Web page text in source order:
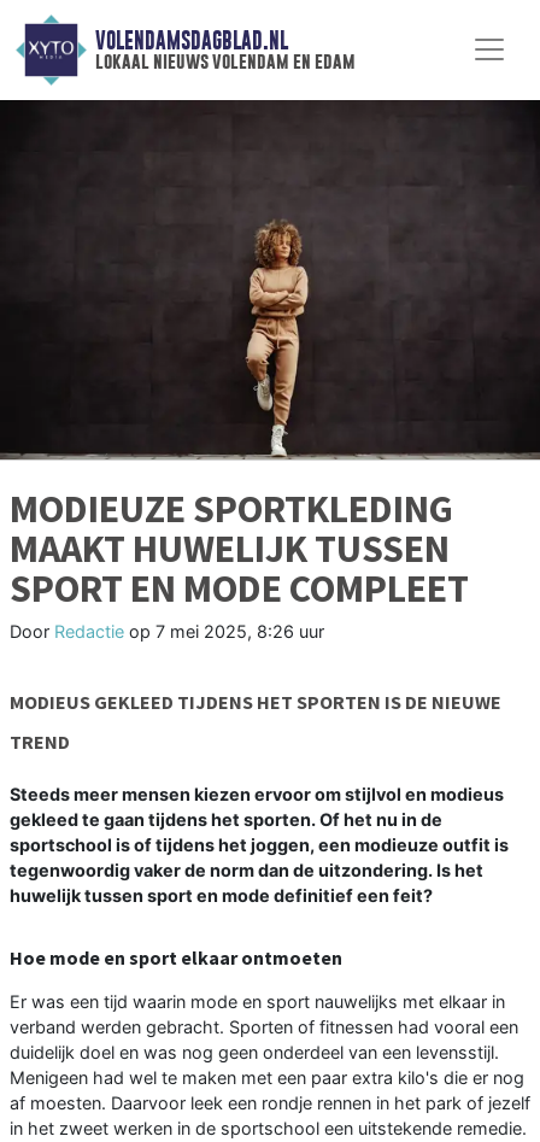
VOLENDAMSDAGBLAD.NL
lokaal nieuws volendam en edam
MODIEUZE SPORTKLEDING
MAAKT HUWELIJK TUSSEN
SPORT EN MODE COMPLEET
Door Redactie op 7 mei 2025, 8:26 uur
MODIEUS GEKLEED TIJDENS HET SPORTEN IS DE NIEUWE
TREND
Steeds meer mensen kiezen ervoor om stijlvol en modieus
gekleed te gaan tijdens het sporten. Of het nu in de
sportschool is of tijdens het joggen, een modieuze outfit is
tegenwoordig vaker de norm dan de uitzondering. Is het
huwelijk tussen sport en mode definitief een feit?
Hoe mode en sport elkaar ontmoeten
Er was een tijd waarin mode en sport nauwelijks met elkaar in
verband werden gebracht. Sporten of fitnessen had vooral een
duidelijk doel en was nog geen onderdeel van een levensstijl.
Menigeen had wel te maken met een paar extra kilo's die er nog
af moesten. Daarvoor leek een rondje rennen in het park of jezelf
in het zweet werken in de sportschool een uitstekende remedie.